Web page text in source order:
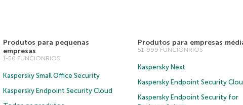
Produtos para pequenas
empresas
1-50 FUNCIONRIOS
Kaspersky Small Office Security
Kaspersky Endpoint Security Cloud
Produtos para empresas
51-999 FUNCIONRIOS
Kaspersky Next
Kaspersky Endpoint Security
Kaspersky Endpoint Security for